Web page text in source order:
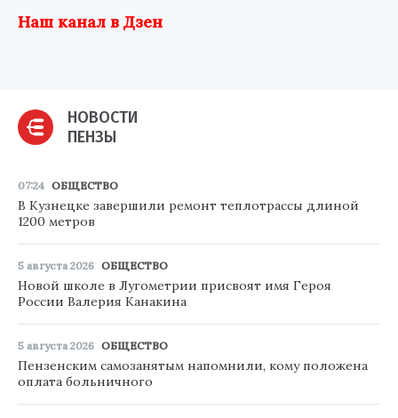
Наш канал в Дзен
НОВОСТИ
ПЕНЗЫ
07:24 ОБЩЕСТВО
В Кузнецке завершили ремонт теплотрассы длиной
1200 метров
5 августа 2026 ОБЩЕСТВО
Новой школе в Лугометрии присвоят имя Героя
России Валерия Канакина
5 августа 2026 ОБЩЕСТВО
Пензенским самозанятым напомнили, кому положена
оплата больничного